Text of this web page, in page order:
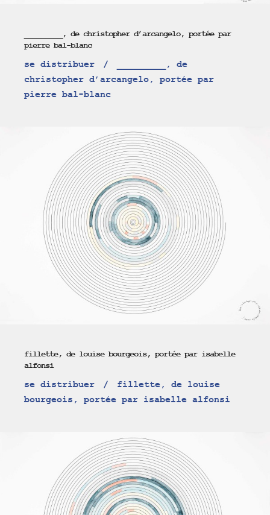
_________, de christopher d’arcangelo, portée par
pierre bal-blanc
se distribuer
_________, de
christopher d’arcangelo, portée par
pierre bal-blanc
fillette, de louise bourgeois, portée par isabelle
alfonsi
se distribuer
fillette, de louise
bourgeois, portée par isabelle alfonsi